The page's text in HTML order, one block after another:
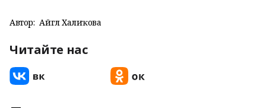
Автор: Айгөл Халиҡова
Читайте нас